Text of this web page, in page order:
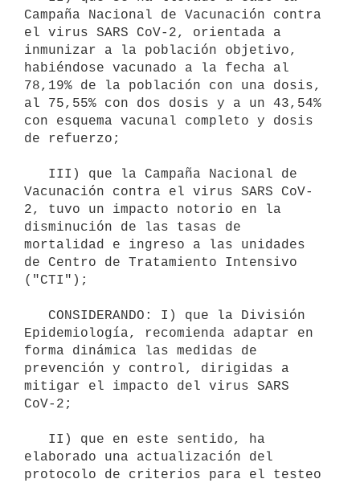
Campaña Nacional de Vacunación contra
el virus SARS CoV-2, orientada a
inmunizar a la población objetivo,
habiéndose vacunado a la fecha al
78,19% de la población con una dosis,
al 75,55% con dos dosis y a un 43,54%
con esquema vacunal completo y dosis
de refuerzo;
Vacunación contra el virus SARS CoV-
2, tuvo un impacto notorio en la
disminución de las tasas de
mortalidad e ingreso a las unidades
de Centro de Tratamiento Intensivo
("CTI");
Epidemiología, recomienda adaptar en
forma dinámica las medidas de
prevención y control, dirigidas a
mitigar el impacto del virus SARS
CoV-2;
elaborado una actualización del
protocolo de criterios para el testeo